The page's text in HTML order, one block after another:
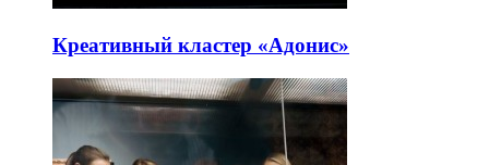
Креативный кластер «Адонис»